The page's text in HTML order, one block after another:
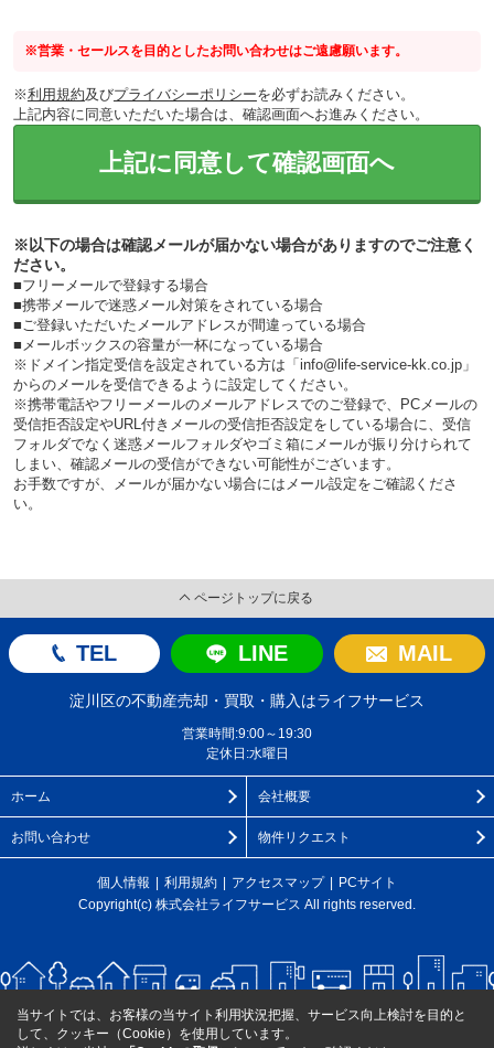
※営業・セールスを目的としたお問い合わせはご遠慮願います。
※利用規約及びプライバシーポリシーを必ずお読みください。
上記内容に同意いただいた場合は、確認画面へお進みください。
上記に同意して確認画面へ
※以下の場合は確認メールが届かない場合がありますのでご注意く
ださい。
■フリーメールで登録する場合
■携帯メールで迷惑メール対策をされている場合
■ご登録いただいたメールアドレスが間違っている場合
■メールボックスの容量が一杯になっている場合
※ドメイン指定受信を設定されている方は「info@life-service-kk.co.jp」
からのメールを受信できるように設定してください。
※携帯電話やフリーメールのメールアドレスでのご登録で、PCメールの
受信拒否設定やURL付きメールの受信拒否設定をしている場合に、受信
フォルダでなく迷惑メールフォルダやゴミ箱にメールが振り分けられて
しまい、確認メールの受信ができない可能性がございます。
お手数ですが、メールが届かない場合にはメール設定をご確認くださ
い。
ページトップに戻る
TEL LINE MAIL
淀川区の不動産売却・買取・購入はライフサービス
営業時間:9:00～19:30
定休日:水曜日
ホーム 会社概要
お問い合わせ 物件リクエスト
個人情報 利用規約 アクセスマップ
PCサイト
Copyright(c) 株式会社ライフサービス All rights reserved.
当サイトでは、お客様の当サイト利用状況把握、サービス向上検討を目的と
して、クッキー（Cookie）を使用しています。